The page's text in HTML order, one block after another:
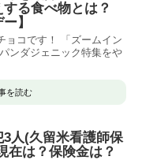
る食べ物とは？
】
ョコです！ 「ズームイン
ンダジェニック特集をや
を読む
人(久留米看護師保
在は？保険金は？